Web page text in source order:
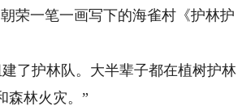
荣一笔一画写下的海雀村《护林护
了护林队。大半辈子都在植树护林
森林火灾。”